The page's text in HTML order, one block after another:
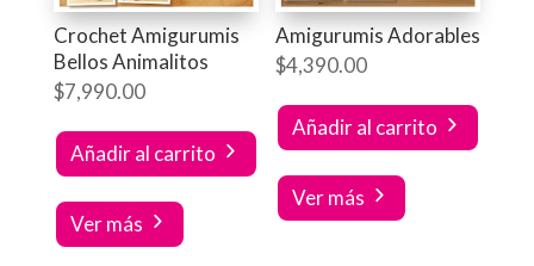
Crochet Amigurumis
Bellos Animalitos
$7,990.00
Añadir al carrito
Ver más
Amigurumis Adorables
$4,390.00
Añadir al carrito
Ver más